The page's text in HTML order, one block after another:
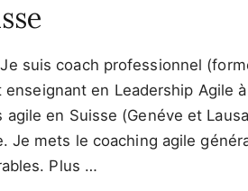
suis coach professionnel
en Leadership Agile
en Suisse (Genéve et
Je mets le coaching agile
Plus …